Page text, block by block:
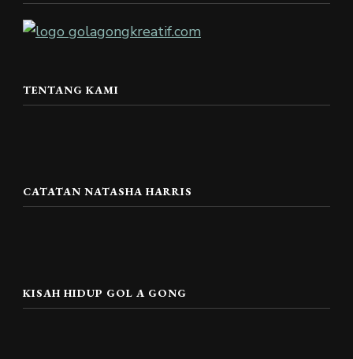
TENTANG KAMI
CATATAN NATASHA HARRIS
KISAH HIDUP GOL A GONG